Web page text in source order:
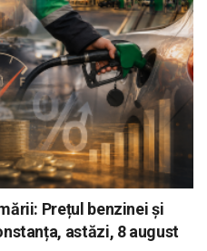
Prețul benzinei și
astăzi, 8 august